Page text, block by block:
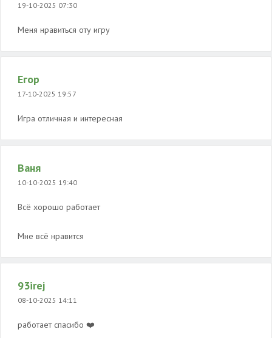
19-10-2025 07:30
Меня нравиться оту игру
Егор
17-10-2025 19:57
Игра отличная и интересная
Ваня
10-10-2025 19:40
Всё хорошо работает
Мне всё нравится
93irej
08-10-2025 14:11
работает спасибо ❤️